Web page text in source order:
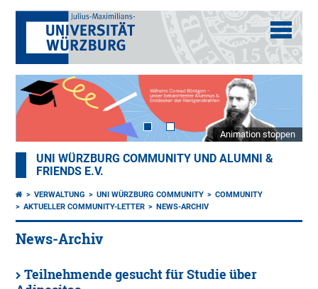
Animation stoppen
UNI WÜRZBURG COMMUNITY UND ALUMNI &
FRIENDS E.V.
VERWALTUNG UNI WÜRZBURG COMMUNITY
COMMUNITY
AKTUELLER COMMUNITY-LETTER
NEWS-ARCHIV
News-Archiv
Teilnehmende gesucht für Studie über